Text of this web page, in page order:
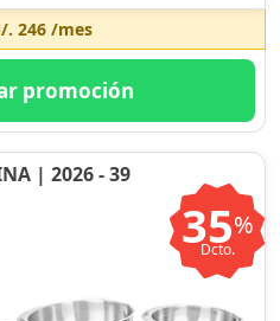
. 246/mes
promoción
| 2026 - 39
35%
Dcto.